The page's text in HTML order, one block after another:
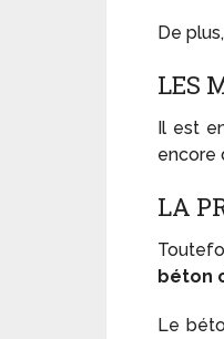
De
LES
Il est
encore
LA
béton
Le